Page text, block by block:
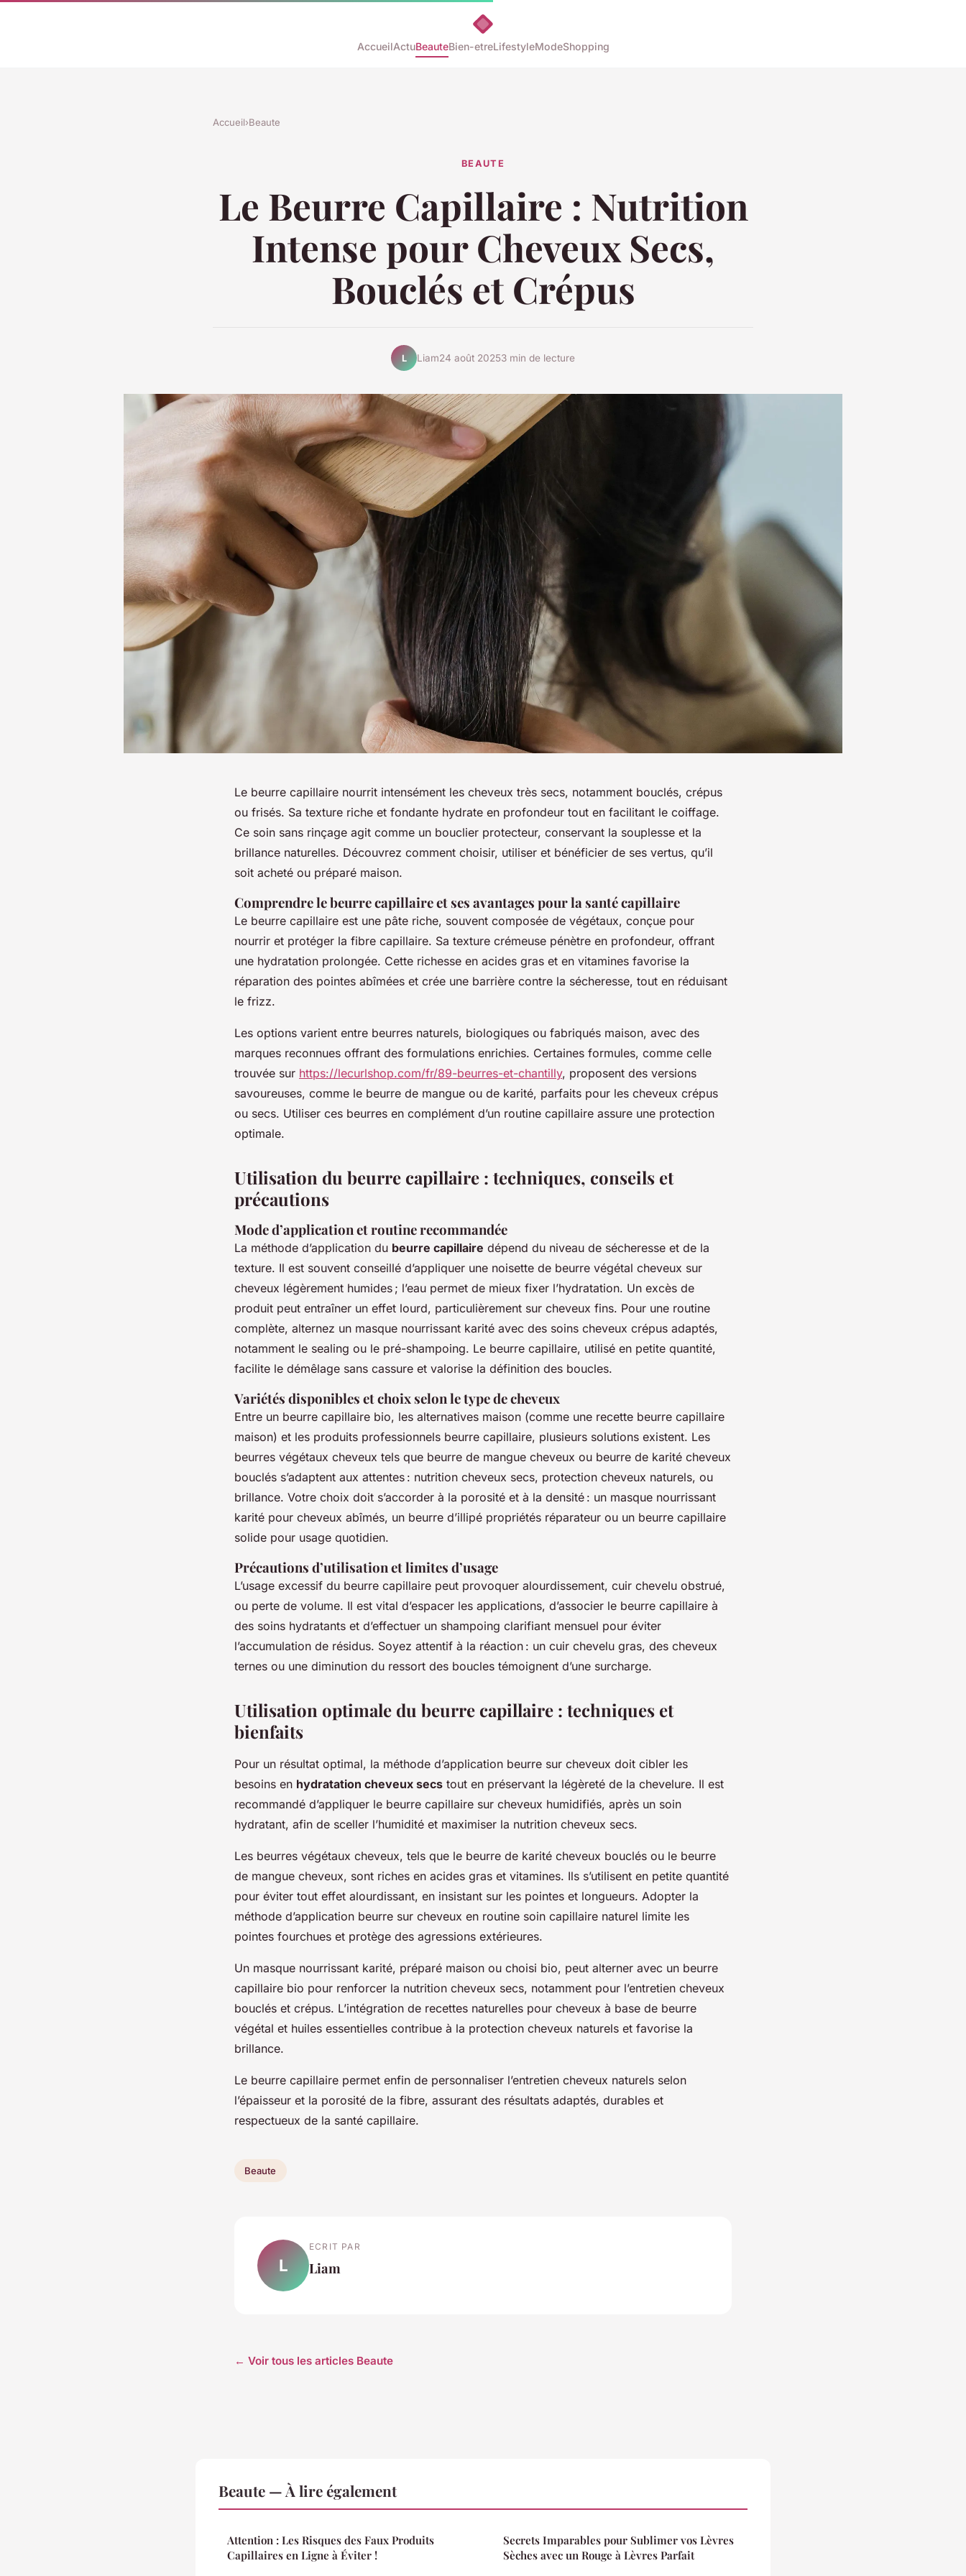
AccueilActuBeauteBien-etreLifestyleModeShopping
Accueil›Beaute
BEAUTE
Le Beurre Capillaire : Nutrition
Intense pour Cheveux Secs,
Bouclés et Crépus
L Liam24 août 20253 min de lecture
Le beurre capillaire nourrit intensément les cheveux très secs, notamment bouclés, crépus
ou frisés. Sa texture riche et fondante hydrate en profondeur tout en facilitant le coiffage.
Ce soin sans rinçage agit comme un bouclier protecteur, conservant la souplesse et la
brillance naturelles. Découvrez comment choisir, utiliser et bénéficier de ses vertus, qu’il
soit acheté ou préparé maison.
Comprendre le beurre capillaire et ses avantages pour la santé capillaire
Le beurre capillaire est une pâte riche, souvent composée de végétaux, conçue pour
nourrir et protéger la fibre capillaire. Sa texture crémeuse pénètre en profondeur, offrant
une hydratation prolongée. Cette richesse en acides gras et en vitamines favorise la
réparation des pointes abîmées et crée une barrière contre la sécheresse, tout en réduisant
le frizz.
Les options varient entre beurres naturels, biologiques ou fabriqués maison, avec des
marques reconnues offrant des formulations enrichies. Certaines formules, comme celle
trouvée sur https://lecurlshop.com/fr/89-beurres-et-chantilly, proposent des versions
savoureuses, comme le beurre de mangue ou de karité, parfaits pour les cheveux crépus
ou secs. Utiliser ces beurres en complément d’un routine capillaire assure une protection
optimale.
Utilisation du beurre capillaire : techniques, conseils et
précautions
Mode d’application et routine recommandée
La méthode d’application du beurre capillaire dépend du niveau de sécheresse et de la
texture. Il est souvent conseillé d’appliquer une noisette de beurre végétal cheveux sur
cheveux légèrement humides ; l’eau permet de mieux fixer l’hydratation. Un excès de
produit peut entraîner un effet lourd, particulièrement sur cheveux fins. Pour une routine
complète, alternez un masque nourrissant karité avec des soins cheveux crépus adaptés,
notamment le sealing ou le pré-shampoing. Le beurre capillaire, utilisé en petite quantité,
facilite le démêlage sans cassure et valorise la définition des boucles.
Variétés disponibles et choix selon le type de cheveux
Entre un beurre capillaire bio, les alternatives maison (comme une recette beurre capillaire
maison) et les produits professionnels beurre capillaire, plusieurs solutions existent. Les
beurres végétaux cheveux tels que beurre de mangue cheveux ou beurre de karité cheveux
bouclés s’adaptent aux attentes : nutrition cheveux secs, protection cheveux naturels, ou
brillance. Votre choix doit s’accorder à la porosité et à la densité : un masque nourrissant
karité pour cheveux abîmés, un beurre d’illipé propriétés réparateur ou un beurre capillaire
solide pour usage quotidien.
Précautions d’utilisation et limites d’usage
L’usage excessif du beurre capillaire peut provoquer alourdissement, cuir chevelu obstrué,
ou perte de volume. Il est vital d’espacer les applications, d’associer le beurre capillaire à
des soins hydratants et d’effectuer un shampoing clarifiant mensuel pour éviter
l’accumulation de résidus. Soyez attentif à la réaction : un cuir chevelu gras, des cheveux
ternes ou une diminution du ressort des boucles témoignent d’une surcharge.
Utilisation optimale du beurre capillaire : techniques et
bienfaits
Pour un résultat optimal, la méthode d’application beurre sur cheveux doit cibler les
besoins en hydratation cheveux secs tout en préservant la légèreté de la chevelure. Il est
recommandé d’appliquer le beurre capillaire sur cheveux humidifiés, après un soin
hydratant, afin de sceller l’humidité et maximiser la nutrition cheveux secs.
Les beurres végétaux cheveux, tels que le beurre de karité cheveux bouclés ou le beurre
de mangue cheveux, sont riches en acides gras et vitamines. Ils s’utilisent en petite quantité
pour éviter tout effet alourdissant, en insistant sur les pointes et longueurs. Adopter la
méthode d’application beurre sur cheveux en routine soin capillaire naturel limite les
pointes fourchues et protège des agressions extérieures.
Un masque nourrissant karité, préparé maison ou choisi bio, peut alterner avec un beurre
capillaire bio pour renforcer la nutrition cheveux secs, notamment pour l’entretien cheveux
bouclés et crépus. L’intégration de recettes naturelles pour cheveux à base de beurre
végétal et huiles essentielles contribue à la protection cheveux naturels et favorise la
brillance.
Le beurre capillaire permet enfin de personnaliser l’entretien cheveux naturels selon
l’épaisseur et la porosité de la fibre, assurant des résultats adaptés, durables et
respectueux de la santé capillaire.
Beaute
L
ECRIT PAR
Liam
← Voir tous les articles Beaute
Beaute — À lire également
Attention : Les Risques des Faux Produits
Capillaires en Ligne à Éviter !
Secrets Imparables pour Sublimer vos Lèvres
Sèches avec un Rouge à Lèvres Parfait